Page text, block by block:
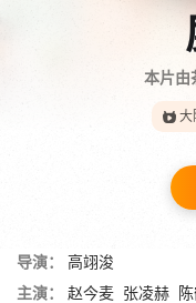
本片
大
导演：
高翊浚
主演：
赵今麦 张凌赫